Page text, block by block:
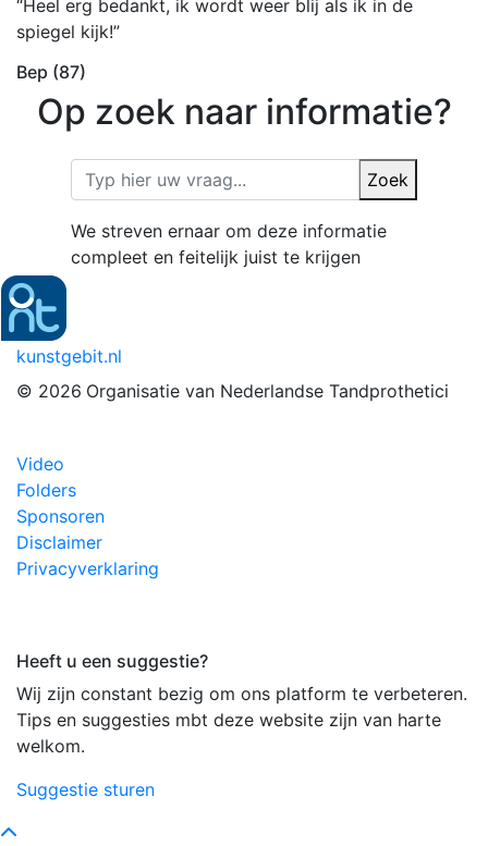
“Heel erg bedankt, ik wordt weer blij als ik in de
spiegel kijk!”
Bep (87)
Op zoek naar informatie?
Zoek
We streven ernaar om deze informatie
compleet en feitelijk juist te krijgen
kunstgebit.nl
© 2026 Organisatie van Nederlandse Tandprothetici
Video
Folders
Sponsoren
Disclaimer
Privacyverklaring
Heeft u een suggestie?
Wij zijn constant bezig om ons platform te verbeteren.
Tips en suggesties mbt deze website zijn van harte
welkom.
Suggestie sturen